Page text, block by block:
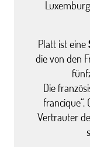
Platt ist eine
die von den
Die
francique“.
Vertrauter